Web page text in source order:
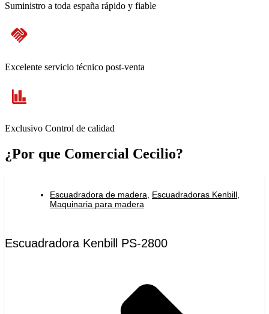
Suministro a toda españa rápido y fiable
Excelente servicio técnico post-venta
Exclusivo Control de calidad
¿Por que Comercial Cecilio?
Escuadradora de madera, Escuadradoras Kenbill,
Maquinaria para madera
Escuadradora Kenbill PS-2800